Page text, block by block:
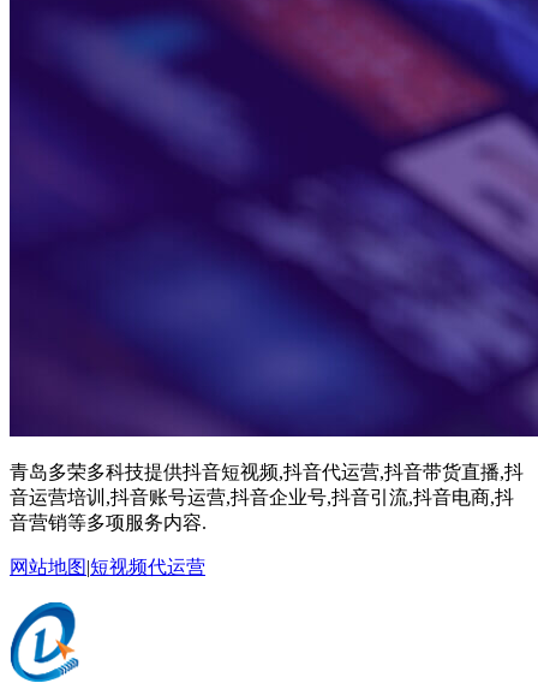
青岛多荣多科技提供抖音短视频,抖音代运营,抖音带货直播,抖
音运营培训,抖音账号运营,抖音企业号,抖音引流,抖音电商,抖
音营销等多项服务内容.
网站地图|短视频代运营